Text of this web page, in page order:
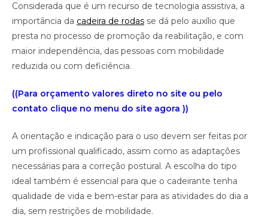
Considerada que é um recurso de tecnologia assistiva, a
importância da cadeira de rodas se dá pelo auxílio que
presta no processo de promoção da reabilitação, e com
maior independência, das pessoas com mobilidade
reduzida ou com deficiência.
((Para orçamento valores direto no site ou pelo
contato clique no menu do site agora ))
A orientação e indicação para o uso devem ser feitas por
um profissional qualificado, assim como as adaptações
necessárias para a correção postural. A escolha do tipo
ideal também é essencial para que o cadeirante tenha
qualidade de vida e bem-estar para as atividades do dia a
dia, sem restrições de mobilidade.